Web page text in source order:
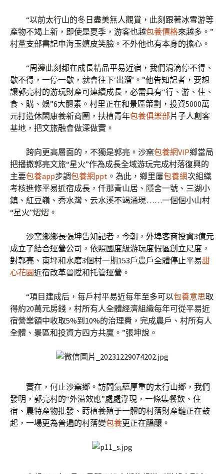
“以前太行山的冬日盡美無人觀賞，此刻跟著冰雪游等
產物不竭上新，即使是夏季，游客也越包養價格來越多。”
村黨支部書記申海玉嬉皮笑臉。不外他也有本身的擔心。
“周邊此刻都在成長精品平易近宿，我們涓滴停不得、
歇不得，一停一歇，就會往下‘出溜’。”他告知記者，要想
讓郭亮村的游玩財產可連續成長，必需具有“行、游、住、
食、購、娛”6大體素。村里正在和景區策劃，投資5000萬
元打造休閑康養新商圈，扶植青年包養俱樂部片子人創客
基地，把文旅融會做深做實。
跨向更高層面的，不獨是郭亮。沙窯包養網VIP鄉當局
把播撒郭亮文旅“星火”作為成長全域游玩完成村落復興的
主要包養app步調包養網ppt 。為此，鄉里屢包養網次組織
考核進修平易近宿成長，仟那青山居、隱舍一號、三湖小
鎮、紅豆嶺、秀水灣、云水溪不竭涌現……一個個小山村
“星火”熠熠。
沙窯鄉鄉長張坤告知記者，今朝，外埠客商投資3億元
成立了結合運營公司，依照國度級游玩度假區創立尺度，
對郭亮、南坪和水磨3個村一期153戶農戶全體停止平易甜
心花園近宿改革晉陞和托管運營。
“項目建成后，每戶村平易近每年至多可以包養意思取
得約20萬元房錢，村所有人全體經濟組織每年可從平易近
宿營業額中收取5%到10%的治理費，完成農戶、村所有人
全體、景區和投資方四方共贏。”張坤說。
實在，何止沙窯鄉。訪問氣蘊厚重的太行山鄉，我們
發明，郭亮村的“外溢效應”處處浮現，一條集餐飲、住
宿、農特產物批發、蒔植養殖于一體的村落財產鏈正在鼓
起，一場更為普遍的村落變包養更正在醞釀。